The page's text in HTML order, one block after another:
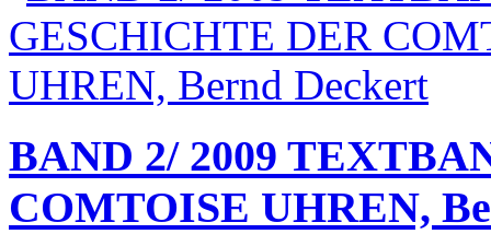
BAND 2/ 2009
COMTOISE UHREN,